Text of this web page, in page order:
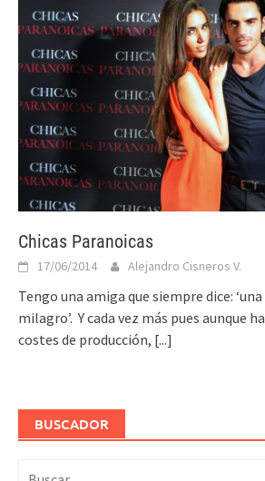
Chicas Paranoicas
17/06/2014 Alejandro Cisneros V.
Tengo una amiga que siempre dice:
milagro’. Y cada vez más pues aunque
costes de producción, [...]
BUSCADOR